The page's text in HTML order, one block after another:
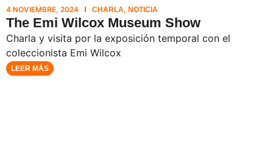
4 NOVIEMBRE, 2024 CHARLA, NOTICIA
The Emi Wilcox Museum Show
Charla y visita por la exposición temporal con el
coleccionista Emi Wilcox
LEER MÁS